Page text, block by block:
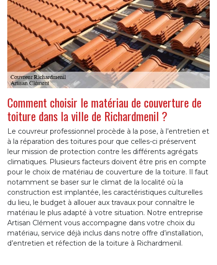
Comment choisir le matériau de couverture de
toiture dans la ville de Richardmenil ?
Le couvreur professionnel procède à la pose, à l’entretien et
à la réparation des toitures pour que celles-ci préservent
leur mission de protection contre les différents agrégats
climatiques. Plusieurs facteurs doivent être pris en compte
pour le choix de matériau de couverture de la toiture. Il faut
notamment se baser sur le climat de la localité où la
construction est implantée, les caractéristiques culturelles
du lieu, le budget à allouer aux travaux pour connaître le
matériau le plus adapté à votre situation. Notre entreprise
Artisan Clément vous accompagne dans votre choix du
matériau, service déjà inclus dans notre offre d’installation,
d’entretien et réfection de la toiture à Richardmenil.